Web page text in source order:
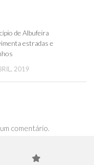
de Albufeira
estradas e
2019
comentário.